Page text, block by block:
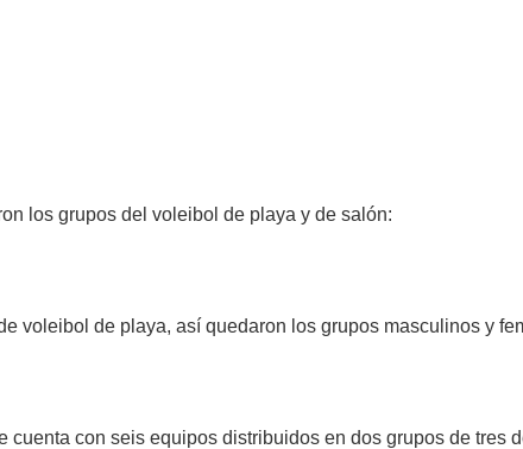
los grupos del voleibol de playa y de salón:
voleibol de playa, así quedaron los grupos masculinos y
cuenta con seis equipos distribuidos en dos grupos de tres